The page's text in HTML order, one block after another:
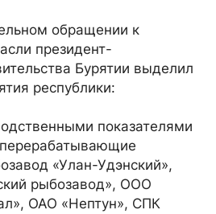
обращении к
президент-
Бурятии выделил
республики:
показателями
«Улан-Удэнский»,
рыбозавод», ООО
ОАО «Нептун», СПК